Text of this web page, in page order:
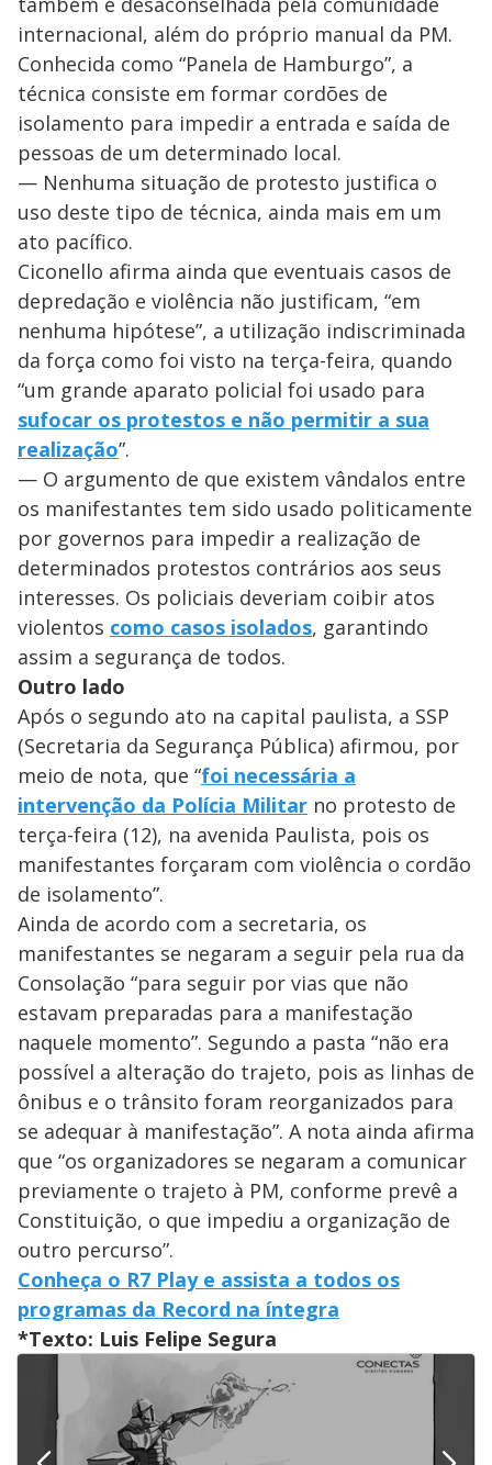
internacional, além do próprio manual da PM.
Conhecida como “Panela de Hamburgo”, a
técnica consiste em formar cordões de
isolamento para impedir a entrada e saída de
pessoas de um determinado local.
— Nenhuma situação de protesto justifica o
uso deste tipo de técnica, ainda mais em um
ato pacífico.
Ciconello afirma ainda que eventuais casos de
depredação e violência não justificam, “em
nenhuma hipótese”, a utilização indiscriminada
da força como foi visto na terça-feira, quando
“um grande aparato policial foi usado para
sufocar os protestos e não permitir a sua
realização”.
— O argumento de que existem vândalos entre
os manifestantes tem sido usado politicamente
por governos para impedir a realização de
determinados protestos contrários aos seus
interesses. Os policiais deveriam coibir atos
violentos como casos isolados, garantindo
assim a segurança de todos.
Outro lado
Após o segundo ato na capital paulista, a SSP
(Secretaria da Segurança Pública) afirmou, por
meio de nota, que “foi necessária a
intervenção da Polícia Militar no protesto de
terça-feira (12), na avenida Paulista, pois os
manifestantes forçaram com violência o cordão
de isolamento”.
Ainda de acordo com a secretaria, os
manifestantes se negaram a seguir pela rua da
Consolação “para seguir por vias que não
estavam preparadas para a manifestação
naquele momento”. Segundo a pasta “não era
possível a alteração do trajeto, pois as linhas de
ônibus e o trânsito foram reorganizados para
se adequar à manifestação”. A nota ainda afirma
que “os organizadores se negaram a comunicar
previamente o trajeto à PM, conforme prevê a
Constituição, o que impediu a organização de
outro percurso”.
Conheça o R7 Play e assista a todos os
programas da Record na íntegra
*Texto: Luis Felipe Segura